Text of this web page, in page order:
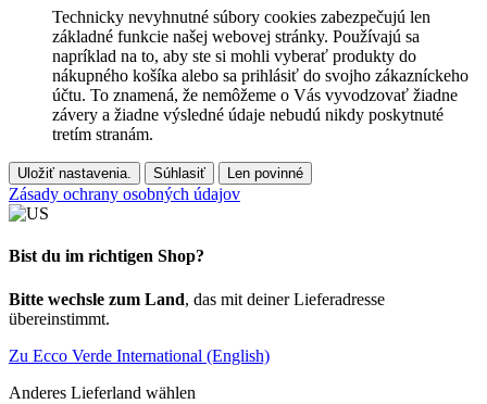
Technicky nevyhnutné súbory cookies zabezpečujú len
základné funkcie našej webovej stránky. Používajú sa
napríklad na to, aby ste si mohli vyberať produkty do
nákupného košíka alebo sa prihlásiť do svojho zákazníckeho
účtu. To znamená, že nemôžeme o Vás vyvodzovať žiadne
závery a žiadne výsledné údaje nebudú nikdy poskytnuté
tretím stranám.
Uložiť nastavenia. Súhlasiť Len povinné
Zásady ochrany osobných údajov
Bist du im richtigen Shop?
Bitte wechsle zum Land, das mit deiner Lieferadresse
übereinstimmt.
Zu Ecco Verde International (English)
Anderes Lieferland wählen